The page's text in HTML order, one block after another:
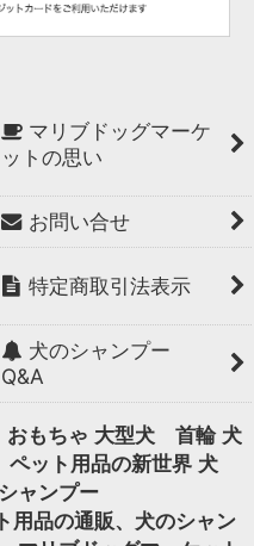
マリブドッグマーケ
ットの思い
お問い合せ
特定商取引法表示
犬のシャンプー
Q&A
もちゃ 大型犬 首輪 犬
ペット用品の新世界 犬
ャンプー
用品の通販、犬のシャン